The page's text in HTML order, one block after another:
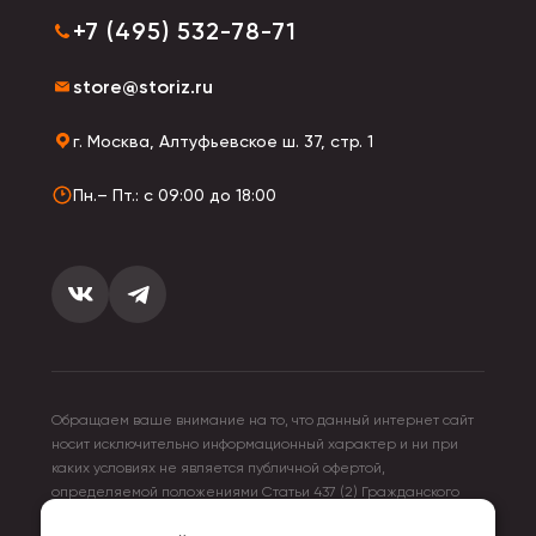
+7 (495) 532-78-71
store@storiz.ru
г. Москва, Алтуфьевское ш. 37, стр. 1
Пн.– Пт.: с 09:00 до 18:00
Обращаем ваше внимание на то, что данный интернет сайт
носит исключительно информационный характер и ни при
каких условиях не является публичной офертой,
определяемой положениями Статьи 437 (2) Гражданского